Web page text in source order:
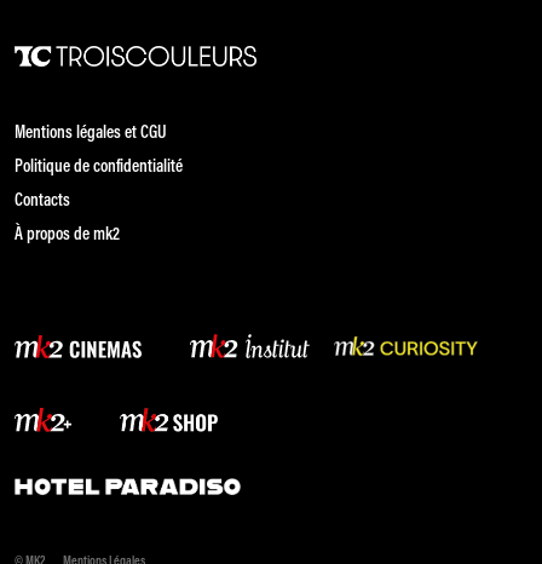
Mentions légales et CGU
Politique de confidentialité
Contacts
À propos de mk2